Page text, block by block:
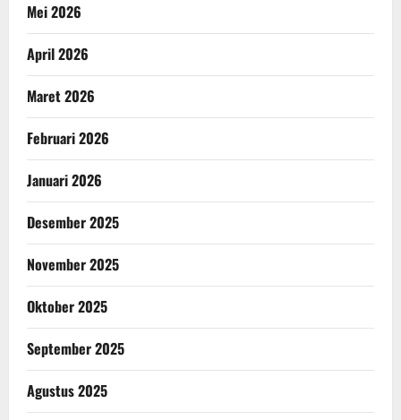
Mei 2026
April 2026
Maret 2026
Februari 2026
Januari 2026
Desember 2025
November 2025
Oktober 2025
September 2025
Agustus 2025